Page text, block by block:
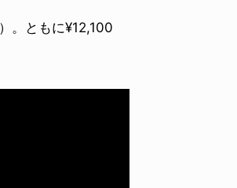
。ともに¥12,100